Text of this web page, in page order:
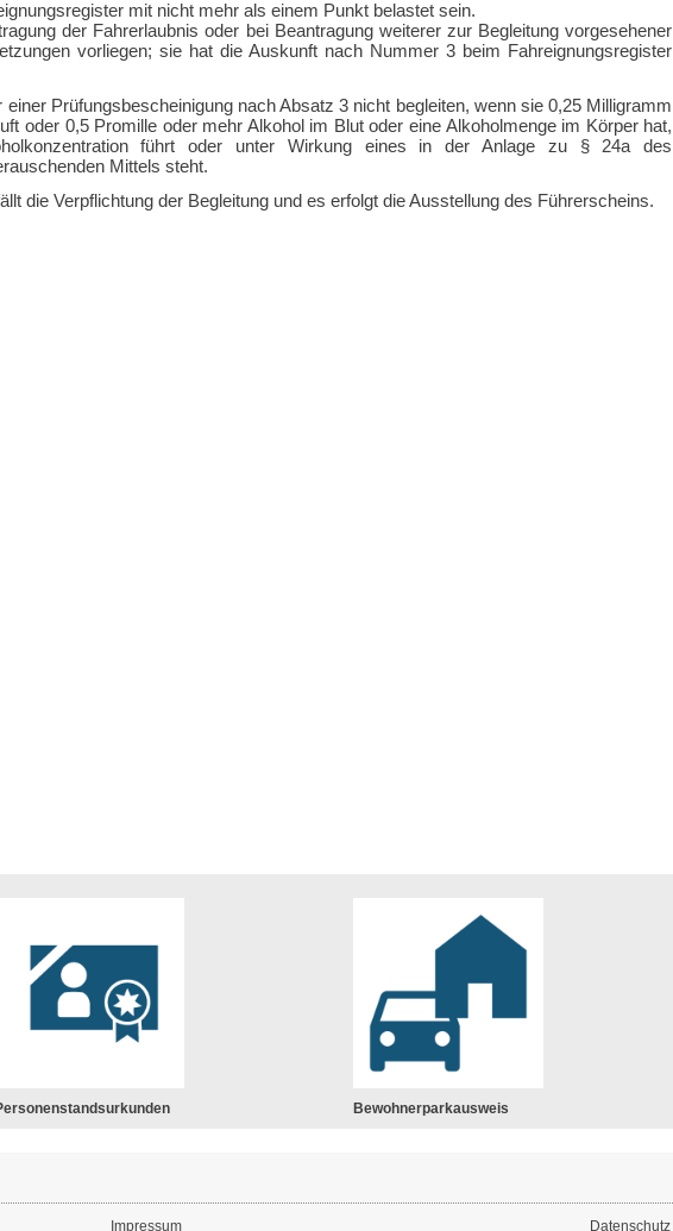
mit nicht mehr als einem Punkt belastet sein.
der Fahrerlaubnis oder bei Beantragung weiterer zur Begleitung vorgesehener
vorliegen; sie hat die Auskunft nach Nummer 3 beim Fahreignungsregister
Prüfungsbescheinigung nach Absatz 3 nicht begleiten, wenn sie 0,25 Milligramm
oder 0,5 Promille oder mehr Alkohol im Blut oder eine Alkoholmenge im Körper hat,
führt oder unter Wirkung eines in der Anlage zu § 24a des
Mittels steht.
die Verpflichtung der Begleitung und es erfolgt die Ausstellung des Führerscheins.
Bewohnerparkausweis
Impressum Datenschutz